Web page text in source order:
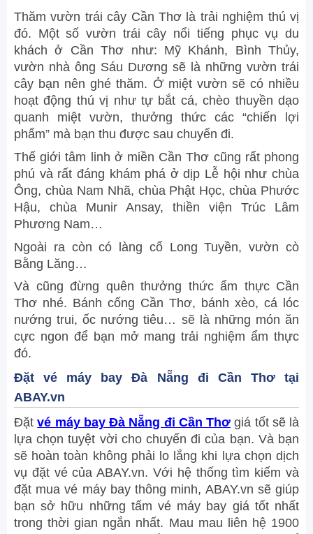
Thăm vườn trái cây Cần Thơ là trải nghiệm thú vị
đó. Một số vườn trái cây nổi tiếng phục vụ du
khách ở Cần Thơ như: Mỹ Khánh, Bình Thủy,
vườn nhà ông Sáu Dương sẽ là những vườn trái
cây bạn nên ghé thăm. Ở miệt vườn sẽ có nhiều
hoạt động thú vị như tự bắt cá, chèo thuyền dạo
quanh miệt vườn, thưởng thức các “chiến lợi
phẩm” mà bạn thu được sau chuyến đi.
Thế giới tâm linh ở miền Cần Thơ cũng rất phong
phú và rất đáng khám phá ở dịp Lễ hội như chùa
Ông, chùa Nam Nhã, chùa Phật Học, chùa Phước
Hậu, chùa Munir Ansay, thiền viện Trúc Lâm
Phương Nam…
Ngoài ra còn có làng cổ Long Tuyền, vườn cò
Bằng Lăng…
Và cũng đừng quên thưởng thức ẩm thực Cần
Thơ nhé. Bánh cống Cần Thơ, bánh xèo, cá lóc
nướng trui, ốc nướng tiêu… sẽ là những món ăn
cực ngon để bạn mở mang trải nghiệm ẩm thực
đó.
Đặt vé máy bay Đà Nẵng đi Cần Thơ tại
ABAY.vn
Đặtvé máy bay Đà Nẵng đi Cần Thơ giá tốt sẽ là
lựa chọn tuyệt vời cho chuyến đi của bạn. Và bạn
sẽ hoàn toàn không phải lo lắng khi lựa chọn dịch
vụ đặt vé của ABAY.vn. Với hệ thống tìm kiếm và
đặt mua vé máy bay thông minh, ABAY.vn sẽ giúp
bạn sở hữu những tấm vé máy bay giá tốt nhất
trong thời gian ngắn nhất. Mau mau liên hệ 1900